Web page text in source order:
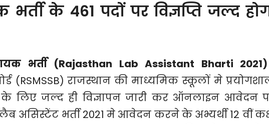
भर्ती के 461 पदों पर विज्ञप्ति जल्द
भर्ती (Rajasthan Lab Assistant Bharti 2021)
(RSMSSB) राजस्थान की माध्यमिक स्कूलों मे
लिए जल्द ही विज्ञापन जारी कर ऑनलाइन आवेदन
असिस्टेंट भर्ती 2021 मे आवेदन करने के अभ्यर्थी 12 वीं